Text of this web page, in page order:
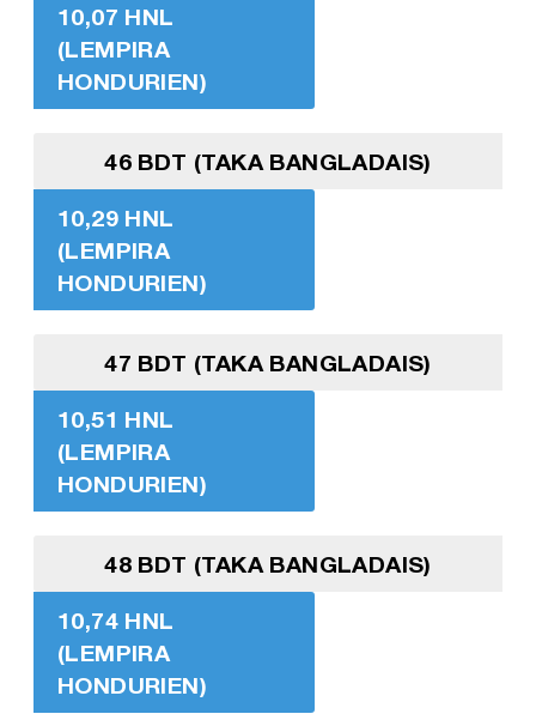
10,07 HNL
(LEMPIRA
HONDURIEN)
46 BDT (TAKA BANGLADAIS)
10,29 HNL
(LEMPIRA
HONDURIEN)
47 BDT (TAKA BANGLADAIS)
10,51 HNL
(LEMPIRA
HONDURIEN)
48 BDT (TAKA BANGLADAIS)
10,74 HNL
(LEMPIRA
HONDURIEN)